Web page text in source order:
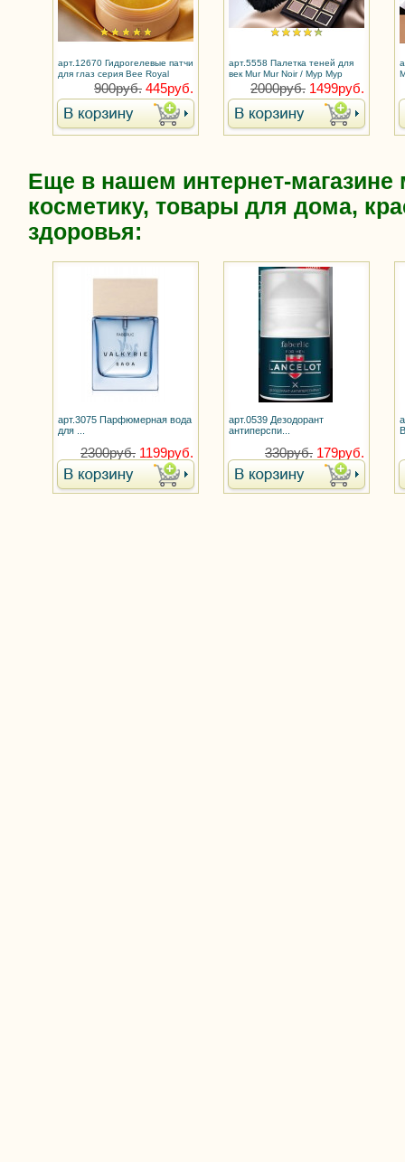
арт.12670 Гидрогелевые патчи
для глаз серия Bee Royal
900руб. 445руб.
арт.5558 Палетка теней для
век Mur Mur Noir / Мур Мур
2000руб. 1499руб.
Еще в нашем интернет-магазине
косметику, товары для дома,
здоровья:
арт.3075 Парфюмерная вода
для ...
2300руб. 1199руб.
арт.0539 Дезодорант
антиперспи...
330руб. 179руб.